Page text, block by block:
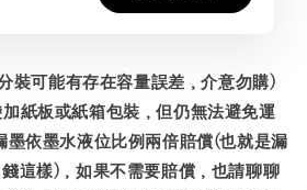
裝可能有存在容量誤差，介意勿購)
紙板或紙箱包裝，但仍無法避免運
依墨水液位比例兩倍賠償(也就是漏
這樣)，如果不需要賠償，也請聊聊